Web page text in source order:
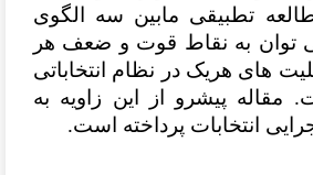
تطبیقی مابین سه الگوی
­توان به نقاط قوت و ضعف هر
های هریک در نظام انتخاباتی
پیشرو از این زاویه به
انتخابات پرداخته است.